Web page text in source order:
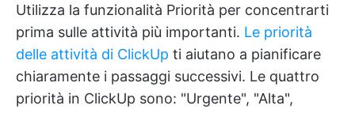
Utilizza la funzionalità Priorità per concentrarti
prima sulle attività più importanti. Le priorità
delle attività di ClickUp ti aiutano a pianificare
chiaramente i passaggi successivi. Le quattro
priorità in ClickUp sono: "Urgente", "Alta",